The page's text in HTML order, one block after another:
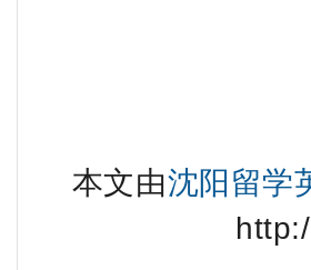
本文由沈阳留学